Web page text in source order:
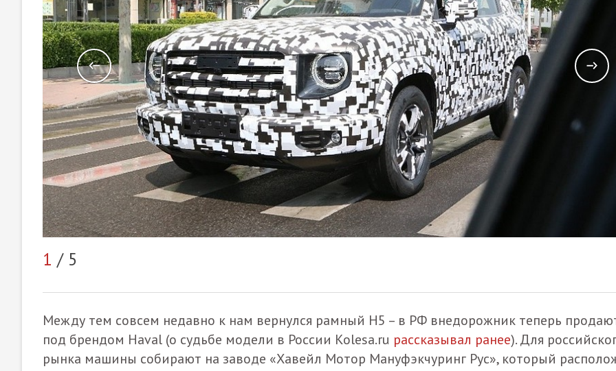
1 / 5
Между тем совсем недавно к нам вернулся рамный H5 – в РФ внедорожник теперь
под брендом Haval (о судьбе модели в России Kolesa.ru рассказывал ранее). Для
рынка машины собирают на заводе «Хавейл Мотор Мануфэкчуринг Рус», который